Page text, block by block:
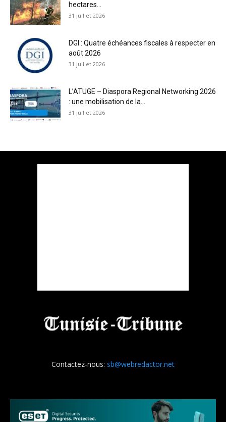
hectares...
31 juillet 2026
DGI : Quatre échéances fiscales à respecter en
août 2026
31 juillet 2026
L’ATUGE – Diaspora Regional Networking 2026
: une mobilisation de la...
31 juillet 2026
Contactez-nous: sb@webredactor.net